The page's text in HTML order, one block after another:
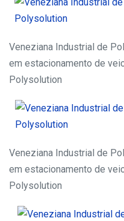
Veneziana Industrial de
em estacionamento de
Polysolution
Veneziana Industrial de
em estacionamento de
Polysolution